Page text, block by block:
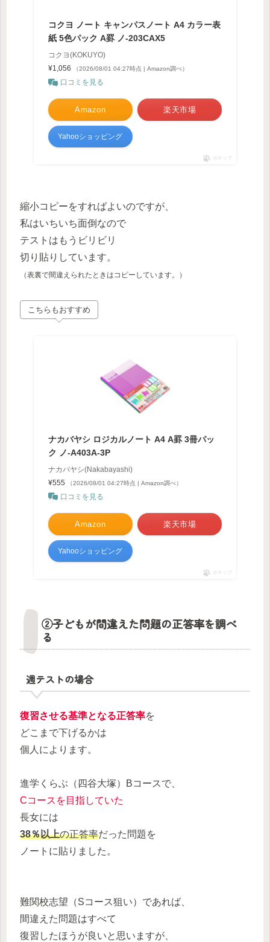
コクヨ ノート キャンパスノート A4 カラー表
紙 5色パック A罫 ノ-203CAX5
コクヨ(KOKUYO)
¥1,056
（2026/08/01 04:27時点 | Amazon調べ）
口コミを見る
Amazon 楽天市場
Yahooショッピング
ポチップ
縮小コピーをすればよいのですが、
私はいちいち面倒なので
テストはもうビリビリ
切り貼りしています。
（表裏で間違えられたときはコピーしています。）
こちらもおすすめ
ナカバヤシ ロジカルノート A4 A罫 3冊パッ
ク ノ-A403A-3P
ナカバヤシ(Nakabayashi)
¥555
（2026/08/01 04:27時点 | Amazon調べ）
口コミを見る
Amazon 楽天市場
Yahooショッピング
ポチップ
②子どもが間違えた問題の正答率を調べ
る
週テストの場合
復習させる基準となる正答率を
どこまで下げるかは
個人によります。
進学くらぶ（四谷大塚）Bコースで、
Cコースを目指していた
長女には
38％以上の正答率だった問題を
ノートに貼りました。
難関校志望（Sコース狙い）であれば、
間違えた問題はすべて
復習したほうが良いと思いますが、